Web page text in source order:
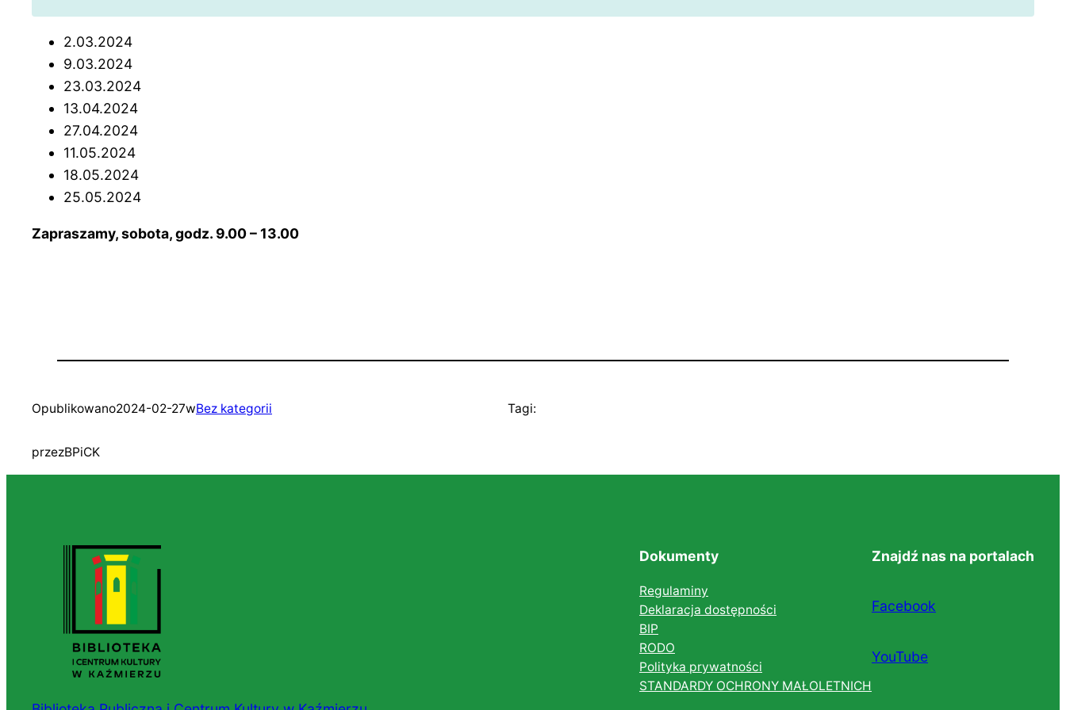
2.03.2024
9.03.2024
23.03.2024
13.04.2024
27.04.2024
11.05.2024
18.05.2024
25.05.2024
Zapraszamy, sobota, godz. 9.00 – 13.00
Opublikowano2024-02-27wBez kategorii
przezBPiCK
Tagi:
Dokumenty
Regulaminy
Deklaracja dostępności
BIP
RODO
Polityka prywatności
STANDARDY OCHRONY MAŁOLETNICH
Znajdź nas na portalach
Facebook
YouTube